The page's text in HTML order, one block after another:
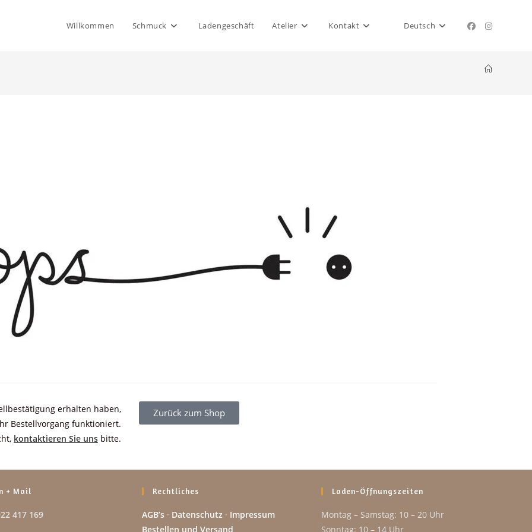
Willkommen Schmuck Ladengeschäft Atelier Kontakt Deutsch
erhalten haben,
Bestellvorgang funktioniert.
kontaktieren Sie uns bitte.
Zurück zum Shop
+ Mail
417 169
Rechtliches
AGB’s· Datenschutz· Impressum
Bestellen und Versand
Laden-Öffnungszeiten
Montag – Samstag: 10 – 20 Uhr
Sonntag: 10 – 14 Uhr